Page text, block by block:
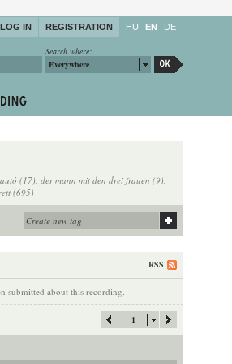
LOG IN REGISTRATION HU EN DE
Search where:
Everywhere
autó (17), der mann mit den drei frauen (9),
(695)
RSS
submitted about this recording.
1